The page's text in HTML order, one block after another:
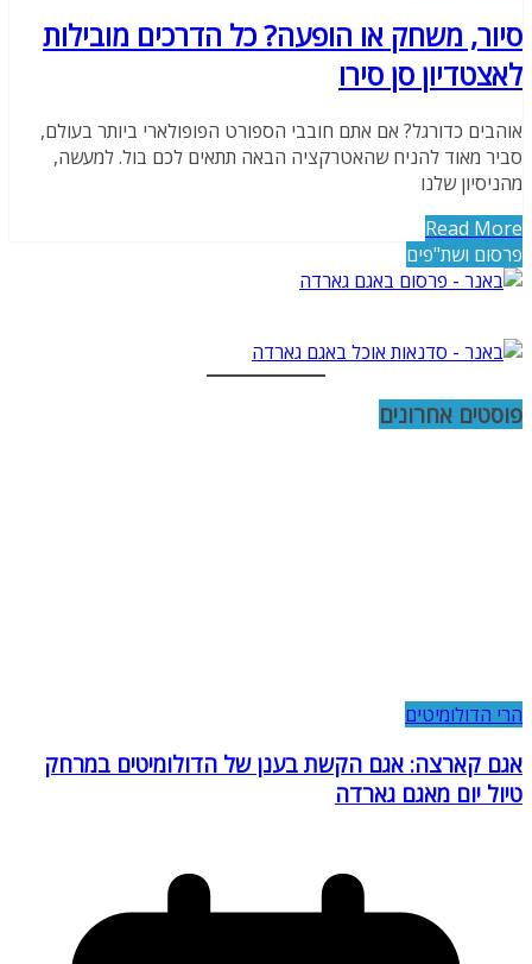
סיור, משחק או הופעה? כל הדרכים מובילות
לאצטדיון סן סירו
אוהבים כדורגל? אם אתם חובבי הספורט הפופולארי ביותר בעולם,
סביר מאוד להניח שהאטרקציה הבאה תתאים לכם בול. למעשה,
מהניסיון שלנו
Read More
פרסום ושת"פים
פוסטים אחרונים
הרי הדולומיטים
אגם קארצה: אגם הקשת בענן של הדולומיטים במרחק
טיול יום מאגם גארדה